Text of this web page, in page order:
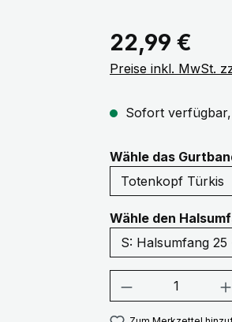
Regulärer Preis:
22,99 €
Preise inkl. MwSt.
Sofort
Wähle das
Wähle den
Produkt